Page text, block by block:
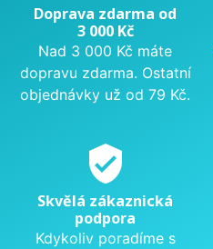
Doprava zdarma od
3 000 Kč
Nad 3 000 Kč máte
dopravu zdarma. Ostatní
objednávky už od 79 Kč.
verified_user
Skvělá zákaznická
podpora
Kdykoliv poradíme s